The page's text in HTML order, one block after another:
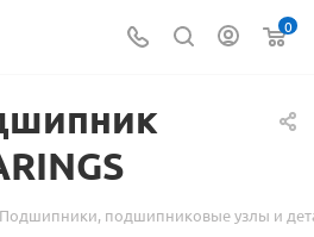
0
Подшипники, подшипниковые узлы и